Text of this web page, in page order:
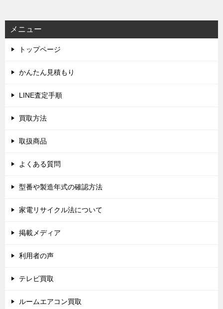
ビ
ゲ
ー
シ
メニュー
トップページ
かんたん見積もり
LINE査定手順
買取方法
取扱商品
よくある質問
型番や製造年式の確認方法
家電リサイクル法について
掲載メディア
利用者の声
テレビ買取
ルームエアコン買取